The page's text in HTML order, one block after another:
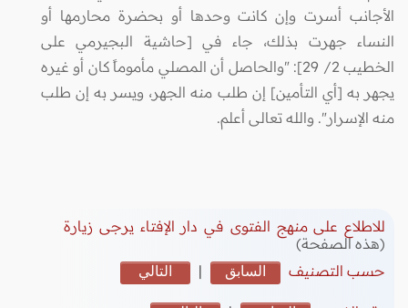
الأجانب أسرت وإن كانت وحدها أو بحضرة محارمها أو
النساء جهرت بذلك، جاء في [حاشية البجيرمي على
الخطيب 2/ 29]: "والحاصل أن المصلي مأموماً كان أو غيره
يجهر به [أي التأمين] إن طلب منه الجهر، ويسر به إن طلب
منه الإسرار". والله تعالى أعلم.
للاطلاع على منهج الفتوى في دار الإفتاء يرجى زيارة
(هذه الصفحة)
حسب التصنيف
السابق | التالي